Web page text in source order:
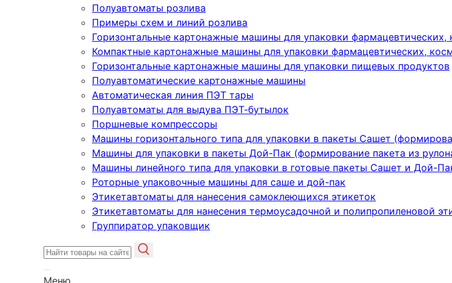
Полуавтоматы розлива
Примеры схем и линий розлива
Горизонтальные картонажные машины для упаковки
Компактные картонажные машины для упаковки фармацевтических,
Горизонтальные картонажные машины для упаковки пищевых продуктов
Полуавтоматические картонажные машины
Автоматическая линия ПЭТ тары
Полуавтоматы для выдува ПЭТ-бутылок
Поршневые компрессоры
Машины горизонтального типа для упаковки в пакеты Сашет
Машины для упаковки в пакеты Дой-Пак (формирование пакета из
Машины линейного типа для упаковки в готовые пакеты Сашет и Дой-
Роторные упаковочные машины для саше и дой-пак
Этикетавтоматы для нанесения самоклеющихся этикеток
Этикетавтоматы для нанесения термоусадочной и полипропиленовой
Группиратор упаковщик
Меню